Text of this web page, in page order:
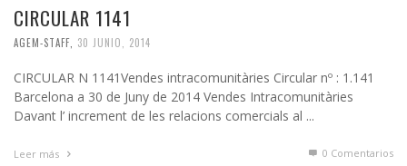
CIRCULAR 1141
AGEM-STAFF 30 JUNIO, 2014
CIRCULAR N 1141Vendes intracomunitàries Circular nº : 1.141
Barcelona a 30 de Juny de 2014 Vendes Intracomunitàries
Davant l’ increment de les relacions comercials al ...
Leer más 0 Comentarios